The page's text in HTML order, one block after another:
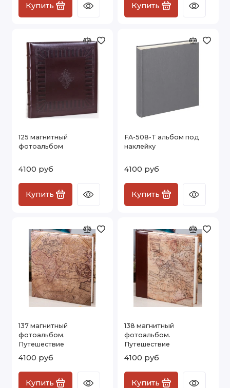
Купить Купить
125 магнитный
фотоальбом
4100 руб
Купить
FA-508-T альбом под
наклейку
4100 руб
Купить
137 магнитный
фотоальбом.
Путешествие
4100 руб
Купить
138 магнитный
фотоальбом.
Путешествие
4100 руб
Купить